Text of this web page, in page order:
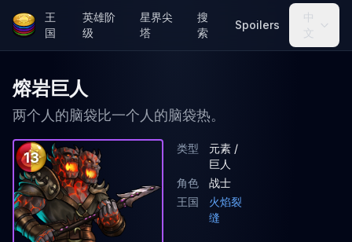
王
国
英雄阶
级
星界尖
塔
搜
索
Spoilers
中
文
熔岩巨人
两个人的脑袋比一个人的脑袋热。
13
类型
元素 /
巨人
角色
战士
王国
火焰裂
缝